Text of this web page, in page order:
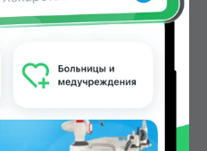
ФРШМИН100МЛ
в аптеках, Аслфарм
№6, Мардон по